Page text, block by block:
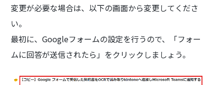
変更が必要な場合は、以下の画面から変更してくださ
い。
最初に、Googleフォームの設定を行うので、「フォー
ムに回答が送信されたら」をクリックしましょう。